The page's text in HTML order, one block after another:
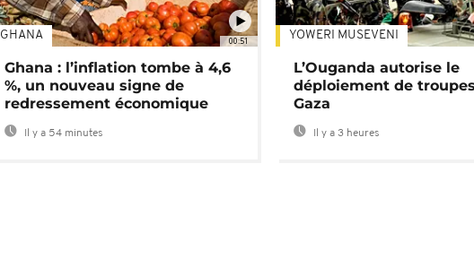
00:51
GHANA
Ghana : l’inflation tombe à 4,6
%, un nouveau signe de
redressement économique
Il y a 54 minutes
YOWERI MUSEVENI
L’Ouganda autorise le
déploiement de
Gaza
Il y a 3 heures